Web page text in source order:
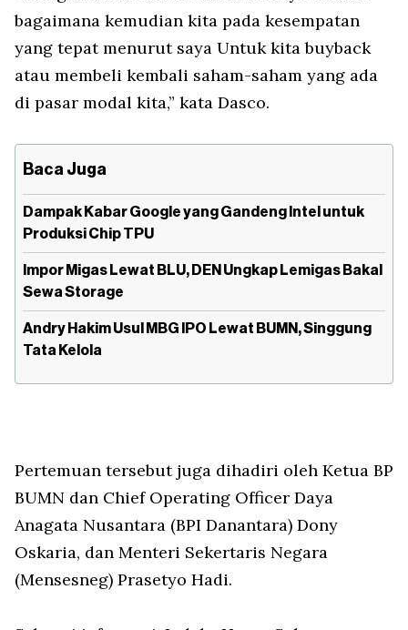
bagaimana kemudian kita pada kesempatan
yang tepat menurut saya Untuk kita buyback
atau membeli kembali saham-saham yang ada
di pasar modal kita,” kata Dasco.
Baca Juga
Dampak Kabar Google yang Gandeng Intel untuk
Produksi Chip TPU
Impor Migas Lewat BLU, DEN Ungkap Lemigas Bakal
Sewa Storage
Andry Hakim Usul MBG IPO Lewat BUMN, Singgung
Tata Kelola
Pertemuan tersebut juga dihadiri oleh Ketua BP
BUMN dan Chief Operating Officer Daya
Anagata Nusantara (BPI Danantara) Dony
Oskaria, dan Menteri Sekertaris Negara
(Mensesneg) Prasetyo Hadi.